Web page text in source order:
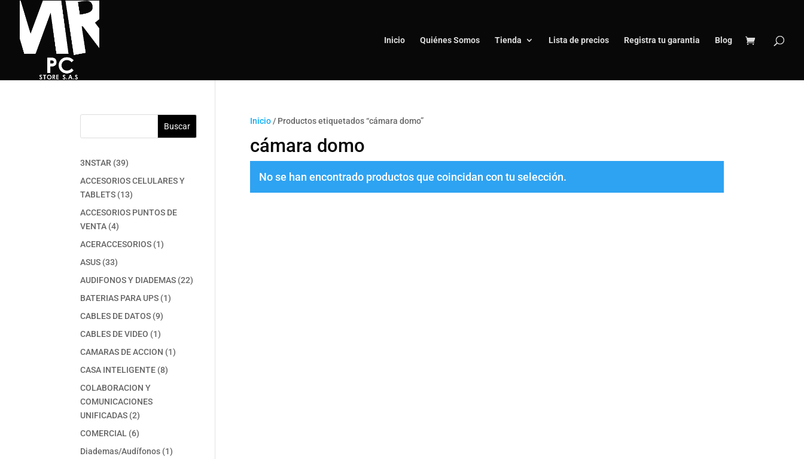
Inicio Quiénes Somos Tienda Lista de precios Registra tu garantia Blog
Inicio/ Productos etiquetados “cámara domo”
cámara domo
No se han encontrado productos que coincidan con tu selección.
Buscar
3NSTAR 3939
productos
ACCESORIOS CELULARES Y
TABLETS 1313
productos
ACCESORIOS PUNTOS DE
VENTA 44
productos
ACERACCESORIOS 11
ASUS 3333
productos
AUDIFONOS Y DIADEMAS 2222
BATERIAS PARA UPS 11
CABLES DE DATOS 99
CABLES DE VIDEO 11
producto
CAMARAS DE ACCION 11
CASA INTELIGENTE 88
COLABORACION Y
COMUNICACIONES
UNIFICADAS 22
productos
COMERCIAL 66
productos
Diademas/Audífonos 11